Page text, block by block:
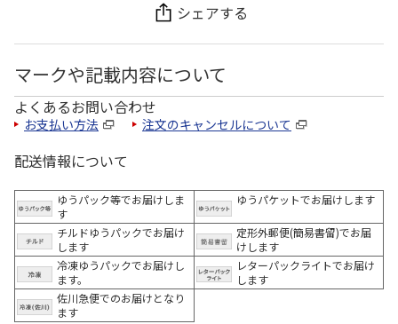
シェアする
マークや記載内容について
よくあるお問い合わせ
お支払い方法 注文のキャンセルについて
配送情報について
ゆうパック等でお届けしま
す
ゆうパケットでお届けします
チルドゆうパックでお届け
します
定形外郵便(簡易書留)でお届
けします
冷凍ゆうパックでお届けし
ます。
レターパックライトでお届け
します
佐川急便でのお届けとなり
ます